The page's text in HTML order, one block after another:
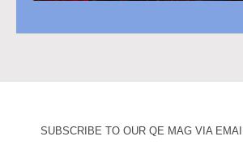
SUBSCRIBE TO OUR QE MAG VIA EMAIL